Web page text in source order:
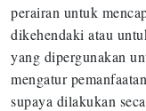
perairan untuk
dikehendaki atau
yang dipergunakan
mengatur
supaya dilakukan